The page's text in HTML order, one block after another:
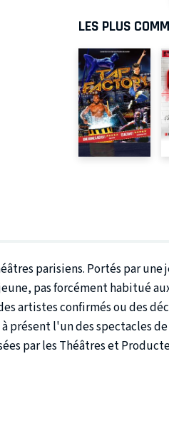
LES PLUS
parisiens. Portés par
pas forcément habitué
artistes confirmés ou des
l'un des spectacles
par les Théâtres et